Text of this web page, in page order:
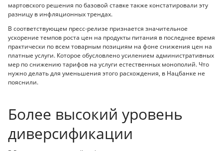
мартовского решения по базовой ставке также констатировали эту
разницу в инфляционных трендах.
В соответствующем пресс-релизе признается значительное
ускорение темпов роста цен на продукты питания в последнее время
практически по всем товарным позициям на фоне снижения цен на
платные услуги. Которое обусловлено усилением административных
мер по снижению тарифов на услуги естественных монополий. Что
нужно делать для уменьшения этого расхождения, в Нацбанке не
пояснили.
Более высокий уровень
диверсификации